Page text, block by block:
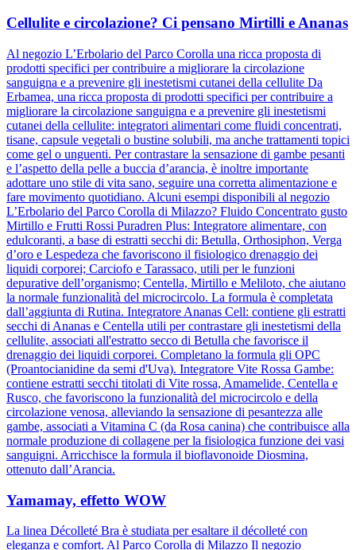
Cellulite e circolazione? Ci pensano Mirtilli e Ananas
Al negozio L’Erbolario del Parco Corolla una ricca proposta di
prodotti specifici per contribuire a migliorare la circolazione
sanguigna e a prevenire gli inestetismi cutanei della cellulite Da
Erbamea, una ricca proposta di prodotti specifici per contribuire a
migliorare la circolazione sanguigna e a prevenire gli inestetismi
cutanei della cellulite: integratori alimentari come fluidi concentrati,
tisane, capsule vegetali o bustine solubili, ma anche trattamenti topici
come gel o unguenti. Per contrastare la sensazione di gambe pesanti
e l’aspetto della pelle a buccia d’arancia, è inoltre importante
adottare uno stile di vita sano, seguire una corretta alimentazione e
fare movimento quotidiano. Alcuni esempi disponibili al negozio
L’Erbolario del Parco Corolla di Milazzo? Fluido Concentrato gusto
Mirtillo e Frutti Rossi Puradren Plus: Integratore alimentare, con
edulcoranti, a base di estratti secchi di: Betulla, Orthosiphon, Verga
d’oro e Lespedeza che favoriscono il fisiologico drenaggio dei
liquidi corporei; Carciofo e Tarassaco, utili per le funzioni
depurative dell’organismo; Centella, Mirtillo e Meliloto, che aiutano
la normale funzionalità del microcircolo. La formula è completata
dall’aggiunta di Rutina. Integratore Ananas Cell: contiene gli estratti
secchi di Ananas e Centella utili per contrastare gli inestetismi della
cellulite, associati all'estratto secco di Betulla che favorisce il
drenaggio dei liquidi corporei. Completano la formula gli OPC
(Proantocianidine da semi d'Uva). Integratore Vite Rossa Gambe:
contiene estratti secchi titolati di Vite rossa, Amamelide, Centella e
Rusco, che favoriscono la funzionalità del microcircolo e della
circolazione venosa, alleviando la sensazione di pesantezza alle
gambe, associati a Vitamina C (da Rosa canina) che contribuisce alla
normale produzione di collagene per la fisiologica funzione dei vasi
sanguigni. Arricchisce la formula il bioflavonoide Diosmina,
ottenuto dall’Arancia.
Yamamay, effetto WOW
La linea Décolleté Bra è studiata per esaltare il décolleté con
eleganza e comfort. Al Parco Corolla di Milazzo Il negozio